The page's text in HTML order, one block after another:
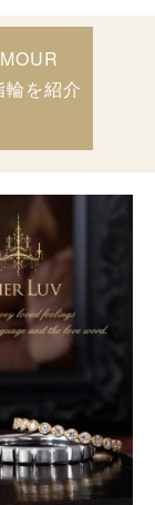
を紹介